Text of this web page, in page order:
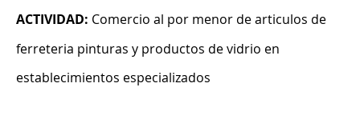
ACTIVIDAD: Comercio al por menor de articulos de
ferreteria pinturas y productos de vidrio en
establecimientos especializados